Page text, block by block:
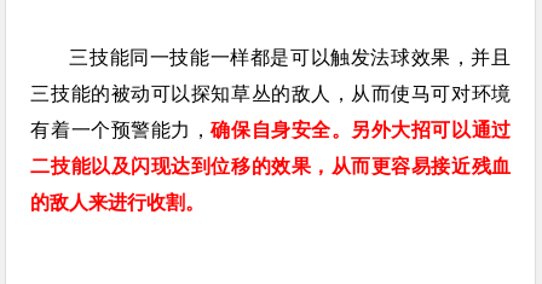
三技能同一技能一样都是可以触发法球效果，并且
三技能的被动可以探知草丛的敌人，从而使马可对环境
有着一个预警能力，确保自身安全。另外大招可以通过
二技能以及闪现达到位移的效果，从而更容易接近残血
的敌人来进行收割。